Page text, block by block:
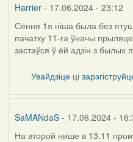
Harrier- 17.06.2024 - 23:12
Сёння 1я ніша была без
пачатку 11-га ўначы
застаўся ў ёй адзін з былых
Увайдзіце ці
SaMANdaS- 17.06.2024 -
На второй нише в 13.11